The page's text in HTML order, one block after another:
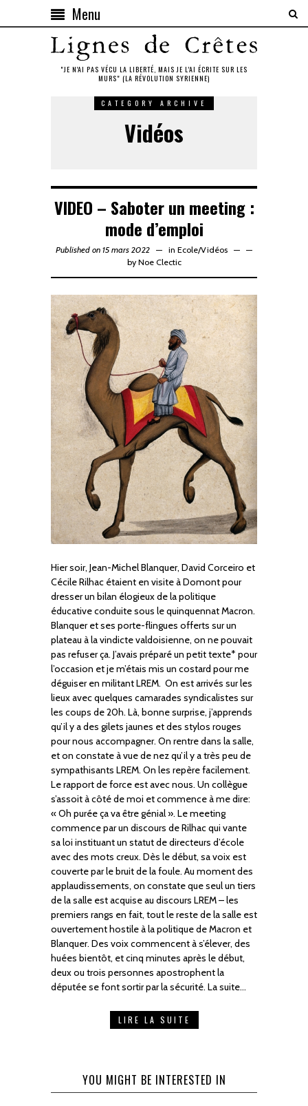
Menu
"JE N'AI PAS VÉCU LA LIBERTÉ, MAIS JE L'AI ÉCRITE SUR LES
MURS" (LA RÉVOLUTION SYRIENNE)
CATEGORY ARCHIVE
Vidéos
VIDEO – Saboter un meeting :
mode d’emploi
Published on 15 mars 2022 in Ecole/Vidéos
—
by Noe Clectic
Hier soir, Jean-Michel Blanquer, David Corceiro et
Cécile Rilhac étaient en visite à Domont pour
dresser un bilan élogieux de la politique
éducative conduite sous le quinquennat Macron.
Blanquer et ses porte-flingues offerts sur un
plateau à la vindicte valdoisienne, on ne pouvait
pas refuser ça. J’avais préparé un petit texte* pour
l’occasion et je m’étais mis un costard pour me
déguiser en militant LREM. On est arrivés sur les
lieux avec quelques camarades syndicalistes sur
les coups de 20h. Là, bonne surprise, j’apprends
qu’il y a des gilets jaunes et des stylos rouges
pour nous accompagner. On rentre dans la salle,
et on constate à vue de nez qu’il y a très peu de
sympathisants LREM. On les repère facilement.
Le rapport de force est avec nous. Un collègue
s’assoit à côté de moi et commence à me dire:
« Oh purée ça va être génial ». Le meeting
commence par un discours de Rilhac qui vante
sa loi instituant un statut de directeurs d’école
avec des mots creux. Dès le début, sa voix est
couverte par le bruit de la foule. Au moment des
applaudissements, on constate que seul un tiers
de la salle est acquise au discours LREM – les
premiers rangs en fait, tout le reste de la salle est
ouvertement hostile à la politique de Macron et
Blanquer. Des voix commencent à s’élever, des
huées bientôt, et cinq minutes après le début,
deux ou trois personnes apostrophent la
députée se font sortir par la sécurité. La suite…
LIRE LA SUITE
YOU MIGHT BE INTERESTED IN